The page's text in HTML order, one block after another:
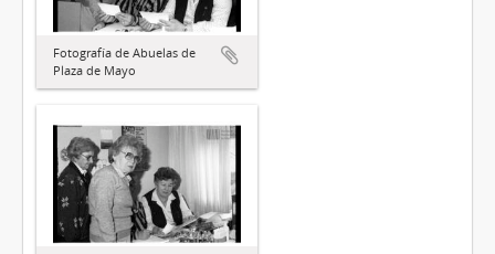
Fotografía de Abuelas de
Plaza de Mayo